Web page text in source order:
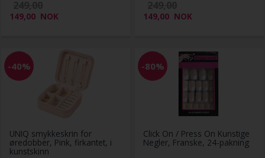
149,00 NOK 149,00 NOK
-40%
UNIQ smykkeskrin for
øredobber, Pink, firkantet, i
kunstskinn
-80%
Click On / Press On Kunstige
Negler, Franske, 24-pakning